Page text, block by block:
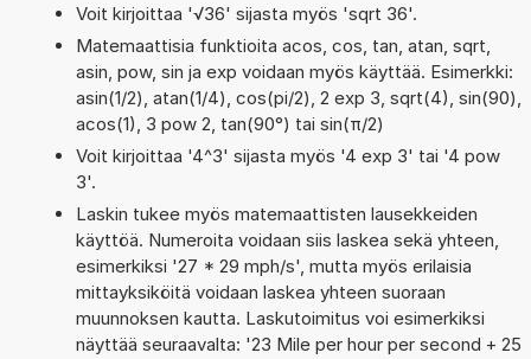
Voit kirjoittaa '√36' sijasta myös 'sqrt 36'.
Matemaattisia funktioita acos, cos, tan, atan, sqrt,
asin, pow, sin ja exp voidaan myös käyttää. Esimerkki:
asin(1/2), atan(1/4), cos(pi/2), 2 exp 3, sqrt(4), sin(90),
acos(1), 3 pow 2, tan(90°) tai sin(π/2)
Voit kirjoittaa '4^3' sijasta myös '4 exp 3' tai '4 pow
3'.
Laskin tukee myös matemaattisten lausekkeiden
käyttöä. Numeroita voidaan siis laskea sekä yhteen,
esimerkiksi '27 * 29 mph/s', mutta myös erilaisia
mittayksiköitä voidaan laskea yhteen suoraan
muunnoksen kautta. Laskutoimitus voi esimerkiksi
näyttää seuraavalta: '23 Mile per hour per second + 25